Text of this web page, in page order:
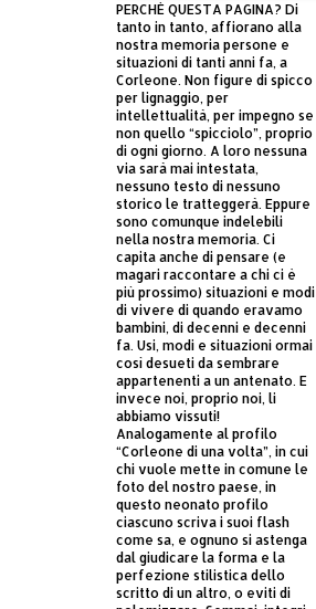
PERCHÈ QUESTA PAGINA? Di
tanto in tanto, affiorano alla
nostra memoria persone e
situazioni di tanti anni fa, a
Corleone. Non figure di spicco
per lignaggio, per
intellettualità, per impegno se
non quello “spicciolo”, proprio
di ogni giorno. A loro nessuna
via sarà mai intestata,
nessuno testo di nessuno
storico le tratteggerà. Eppure
sono comunque indelebili
nella nostra memoria. Ci
capita anche di pensare (e
magari raccontare a chi ci è
più prossimo) situazioni e modi
di vivere di quando eravamo
bambini, di decenni e decenni
fa. Usi, modi e situazioni ormai
così desueti da sembrare
appartenenti a un antenato. E
invece noi, proprio noi, li
abbiamo vissuti!
Analogamente al profilo
“Corleone di una volta”, in cui
chi vuole mette in comune le
foto del nostro paese, in
questo neonato profilo
ciascuno scriva i suoi flash
come sa, e ognuno si astenga
dal giudicare la forma e la
perfezione stilistica dello
scritto di un altro, o eviti di